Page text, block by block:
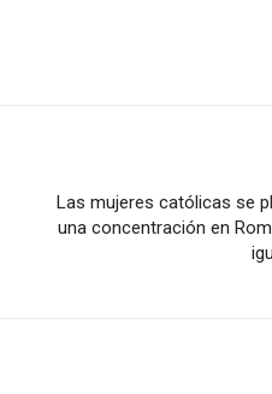
Las mujeres católicas se
una concentración en